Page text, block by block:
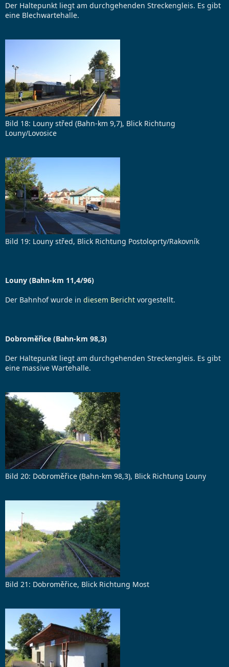
Der Haltepunkt liegt am durchgehenden Streckengleis. Es gibt
eine Blechwartehalle.
Bild 18: Louny střed (Bahn-km 9,7), Blick Richtung
Louny/Lovosice
Bild 19: Louny střed, Blick Richtung Postoloprty/Rakovník
Louny (Bahn-km 11,4/96)
Der Bahnhof wurde in diesem Bericht vorgestellt.
Dobroměřice (Bahn-km 98,3)
Der Haltepunkt liegt am durchgehenden Streckengleis. Es gibt
eine massive Wartehalle.
Bild 20: Dobroměřice (Bahn-km 98,3), Blick Richtung Louny
Bild 21: Dobroměřice, Blick Richtung Most